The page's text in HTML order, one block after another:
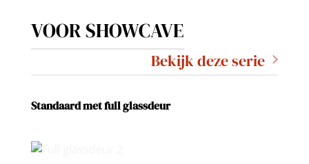
VOOR SHOWCAVE
Bekijk deze serie
Standaard met full glassdeur